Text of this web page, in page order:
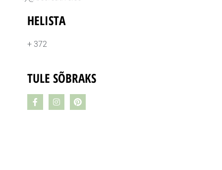
HELISTA
+ 372
TULE SÕBRAKS